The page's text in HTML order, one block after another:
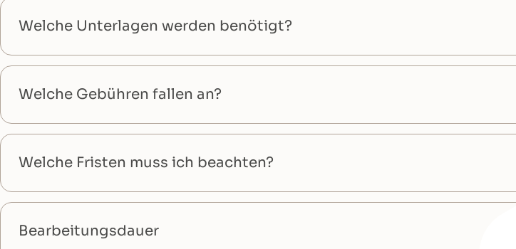
Welche Unterlagen werden benötigt?
Welche Gebühren fallen an?
Welche Fristen muss ich beachten?
Bearbeitungsdauer